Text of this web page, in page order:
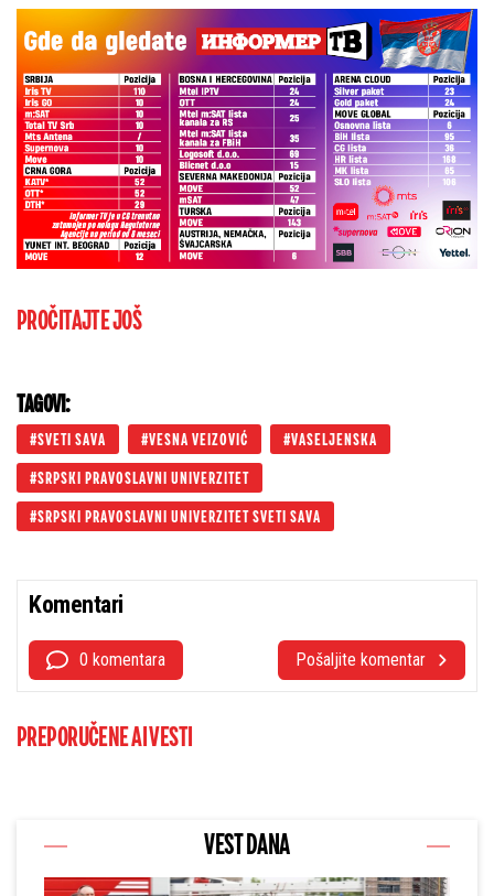
PROČITAJTE JOŠ
TAGOVI:
SVETI SAVA VESNA VEIZOVIĆ VASELJENSKA
SRPSKI PRAVOSLAVNI UNIVERZITET
SRPSKI PRAVOSLAVNI UNIVERZITET SVETI SAVA
Komentari
0 komentara Pošaljite komentar
PREPORUČENE AI VESTI
VEST DANA